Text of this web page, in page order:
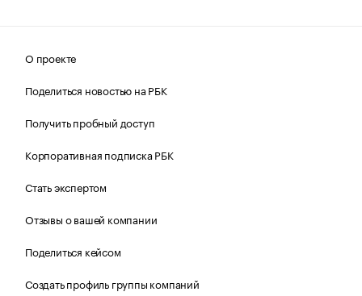
О проекте
Поделиться новостью на РБК
Получить пробный доступ
Корпоративная подписка РБК
Стать экспертом
Отзывы о вашей компании
Поделиться кейсом
Создать профиль группы компаний